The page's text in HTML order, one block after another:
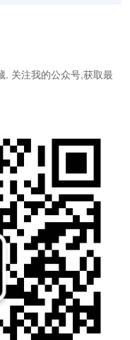
. 关注我的公众号,获取最